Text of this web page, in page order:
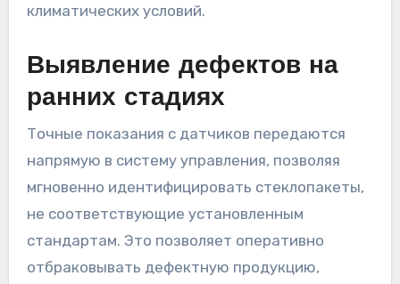
климатических условий.
Выявление дефектов на
ранних стадиях
Точные показания с датчиков передаются
напрямую в систему управления, позволяя
мгновенно идентифицировать стеклопакеты,
не соответствующие установленным
стандартам. Это позволяет оперативно
отбраковывать дефектную продукцию,